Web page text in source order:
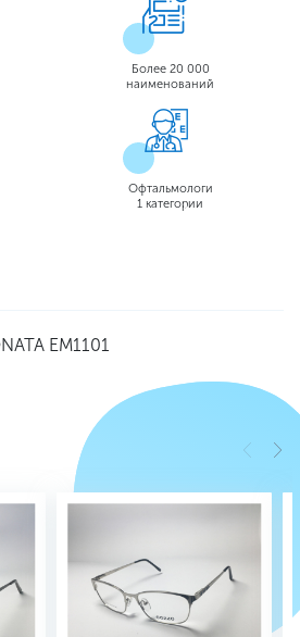
Более 20 000
наименований
Офтальмологи
1 категории
EM1101